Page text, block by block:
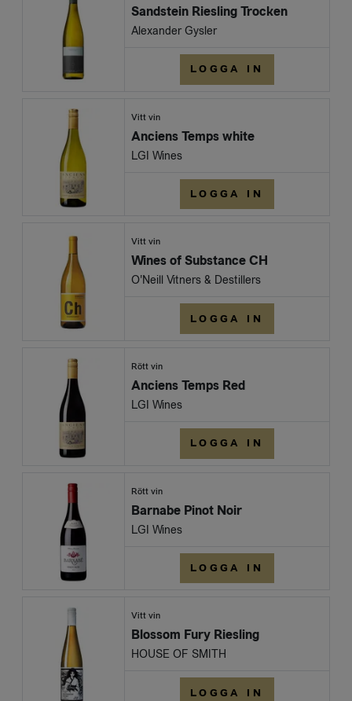
Sandstein Riesling Trocken
Alexander Gysler
LOGGA IN
Vitt vin
Anciens Temps white
LGI Wines
LOGGA IN
Vitt vin
Wines of Substance CH
O'Neill Vitners & Destillers
LOGGA IN
Rött vin
Anciens Temps Red
LGI Wines
LOGGA IN
Rött vin
Barnabe Pinot Noir
LGI Wines
LOGGA IN
Vitt vin
Blossom Fury Riesling
HOUSE OF SMITH
LOGGA IN